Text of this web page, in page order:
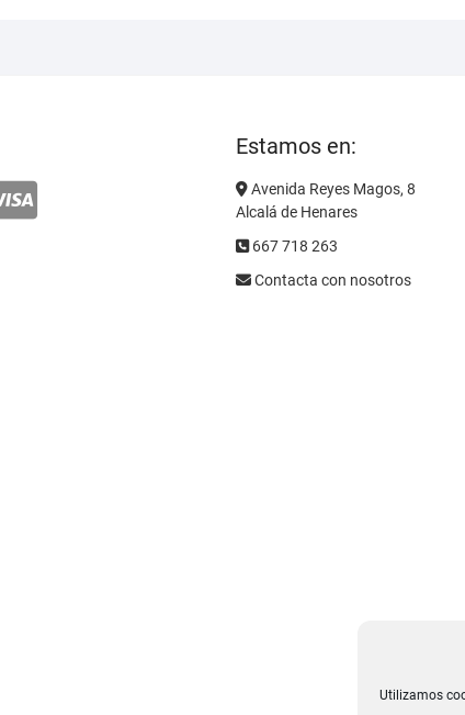
Utilizamos
Estamos en:
Avenida Reyes Magos, 8
Alcalá de Henares
667 718 263
Contacta con nosotros